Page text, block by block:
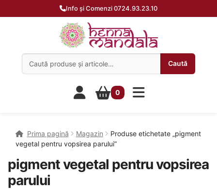
Info și Comenzi 0724.93.23.10
Caută
0
Prima pagină Magazin
Produse etichetate „pigment
vegetal pentru vopsirea parului”
pigment vegetal pentru vopsirea
parului